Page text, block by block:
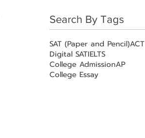
Search By Tags
SAT (Paper and Pencil)ACT
Digital SATIELTS
College AdmissionAP
College Essay